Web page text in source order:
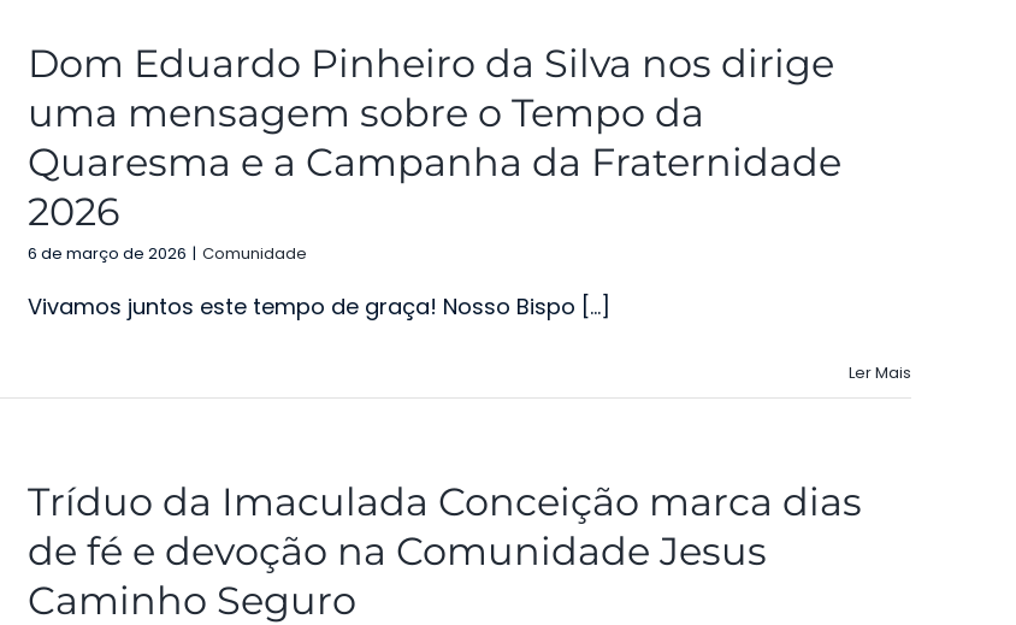
Dom Eduardo Pinheiro da Silva nos dirige
uma mensagem sobre o Tempo da
Quaresma e a Campanha da Fraternidade
2026
6 de março de 2026 | Comunidade
Vivamos juntos este tempo de graça! Nosso Bispo [...]
Ler Mais
Tríduo da Imaculada Conceição marca dias
de fé e devoção na Comunidade Jesus
Caminho Seguro